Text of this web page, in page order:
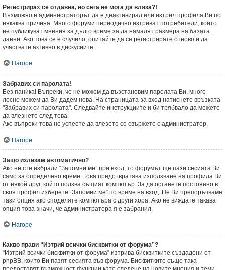
Регистрирах се отдавна, но сега не мога да вляза?!
Възможно е администраторът да е деактивирал или изтрил профила Ви по
някаква причина. Много форуми периодично изтриват потребители, които
не публикуват мнения за дълго време за да намалят размера на базата
данни. Ако това се е случило, опитайте да се регистрирате отново и да
участвате активно в дискусиите.
Нагоре
Забравих си паролата!
Без паника! Въпреки, че не можем да възстановим паролата Ви, много
лесно можем да Ви дадем нова. На страницата за вход натиснете връзката
"Забравих си паролата". Следвайте инструкциите и би трябвало да можете
да влезнете след това.
Ако въпреки това не успеете да влезете се свържете с администратор.
Нагоре
Защо излизам автоматично?
Ако не сте избрали “Запомни ме” при вход, то форумът ще пази сесията Ви
само за определено време. Това предотвратява използване на профила Ви
от някой друг, който ползва същият компютър. За да останете постоянно в
своя профил изберете “Запомни ме” по време на вход. Не Ви препоръчваме
тази опция ако споделяте компютъра с други хора. Ако не виждате такава
опция това значи, че администратора я е забранил.
Нагоре
Какво прави “Изтрий всички бисквитки от форума”?
“Изтрий всички бисквитки от форума” изтрива бисквитките създадени от
phpBB, които Ви пазят сесията във форума. Бисквитките също така